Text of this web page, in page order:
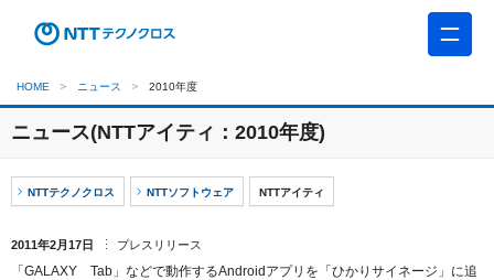
HOME ニュース 2010年度
ニュース(NTTアイティ：2010年度)
NTTテクノクロス NTTソフトウェア NTTアイティ
2011年2月17日 プレスリリース
「GALAXY Tab」などで動作するAndroidアプリを「ひかりサイネージ」に追